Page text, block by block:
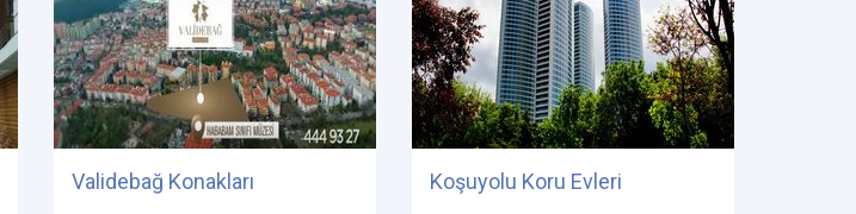
Validebağ Konakları Koşuyolu Koru Evleri